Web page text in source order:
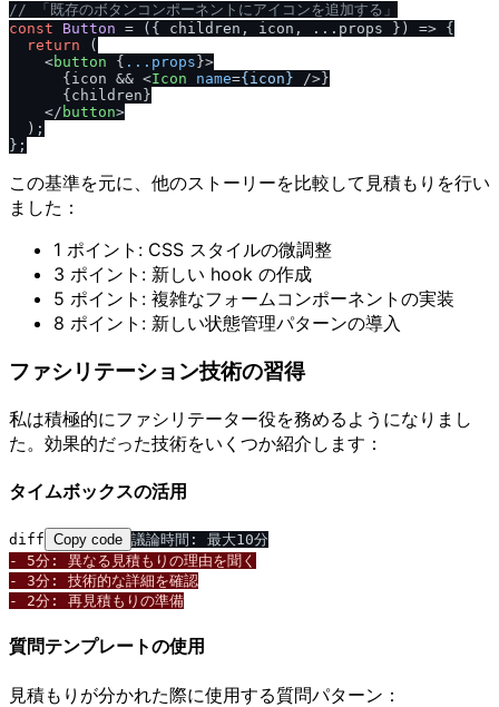
// 「既存のボタンコンポーネントにアイコンを追加する」
const
Button = ( { children, icon, ...props } ) => {
return (
<button { ...props }>
      {icon &&
<Icon name={icon} /> }
      {children}
</ button>
  );
この基準を元に、他のストーリーを比較して見積もりを行い
ました：
1 ポイント: CSS スタイルの微調整
3 ポイント: 新しい hook の作成
5 ポイント: 複雑なフォームコンポーネントの実装
8 ポイント: 新しい状態管理パターンの導入
ファシリテーション技術の習得
私は積極的にファシリテーター役を務めるようになりまし
た。効果的だった技術をいくつか紹介します：
タイムボックスの活用
diff Copy code
- 5分: 異なる見積もりの理由を聞く
- 3分: 技術的な詳細を確認
- 2分: 再見積もりの準備
質問テンプレートの使用
見積もりが分かれた際に使用する質問パターン：